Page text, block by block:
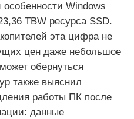
особенности Windows
TBW ресурса SSD.
эта цифра не
цен даже небольшое
обернуться
также выяснил
работы ПК после
данные